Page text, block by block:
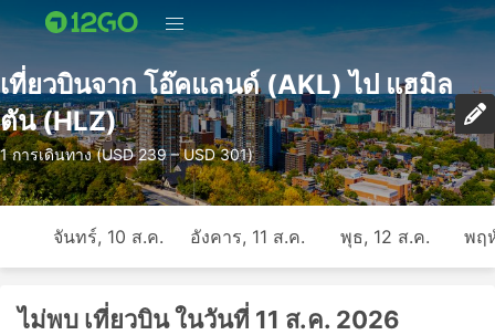
เที่ยวบินจาก โอ๊คแลนด์ (AKL) ไป แฮมิล
ตัน (HLZ)
1 การเดินทาง (USD 239 – USD 301)
จันทร์, 10 ส.ค. อังคาร, 11 ส.ค. พุธ, 12 ส.ค. พฤ
ไม่พบ เที่ยวบิน ในวันที่ 11 ส.ค. 2026